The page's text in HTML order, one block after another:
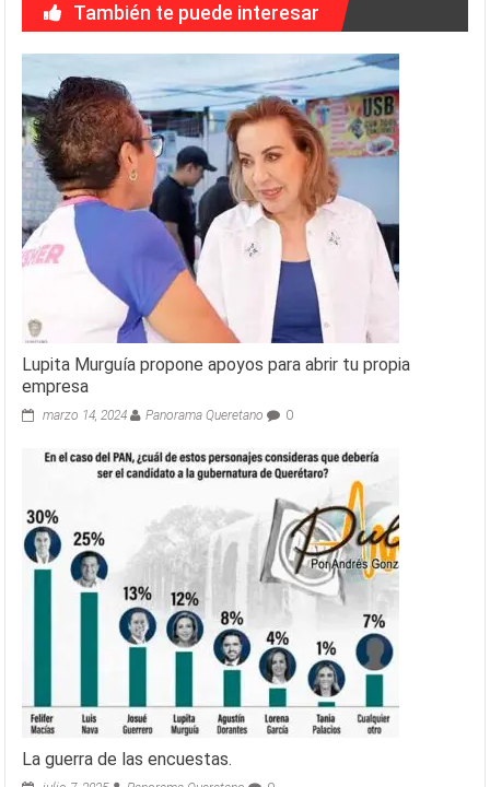
También te puede interesar
Lupita Murguía propone apoyos para abrir tu propia
empresa
marzo 14, 2024 Panorama Queretano 0
La guerra de las encuestas.